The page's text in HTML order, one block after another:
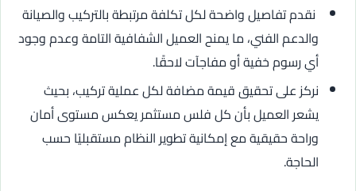
نقدم تفاصيل واضحة لكل تكلفة مرتبطة بالتركيب والصيانة
والدعم الفني، ما يمنح العميل الشفافية التامة وعدم وجود
أي رسوم خفية أو مفاجآت لاحقًا.
نركز على تحقيق قيمة مضافة لكل عملية تركيب، بحيث
يشعر العميل بأن كل فلس مستثمر يعكس مستوى أمان
وراحة حقيقية مع إمكانية تطوير النظام مستقبليًا حسب
الحاجة.